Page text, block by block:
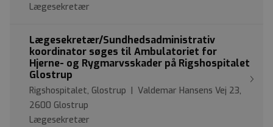
Lægesekretær
Lægesekretær/Sundhedsadministrativ
koordinator søges til Ambulatoriet for
Hjerne- og Rygmarvsskader på Rigshospitalet
Glostrup
Rigshospitalet, Glostrup | Valdemar Hansens Vej 23,
2600 Glostrup
Lægesekretær